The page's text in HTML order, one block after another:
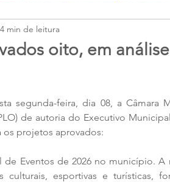
oito, em
4 min de leitura
segunda-feira, dia 08, a Câmara
de autoria do Executivo
os projetos aprovados:
de Eventos de 2026 no município.
culturais, esportivas e turísticas,